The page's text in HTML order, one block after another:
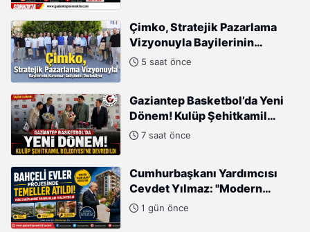
Çimko, Stratejik Pazarlama
Vizyonuyla Bayilerinin
Kurumsal Gelişimini
5 saat önce
Gaziantep Basketbol’da Yeni
Dönem! Kulüp Şehitkamil
Belediyesi’ne Devredildi
7 saat önce
Cumhurbaşkanı Yardımcısı
Cevdet Yılmaz: "Modern
Türkiye'nin İmarında
1 gün önce